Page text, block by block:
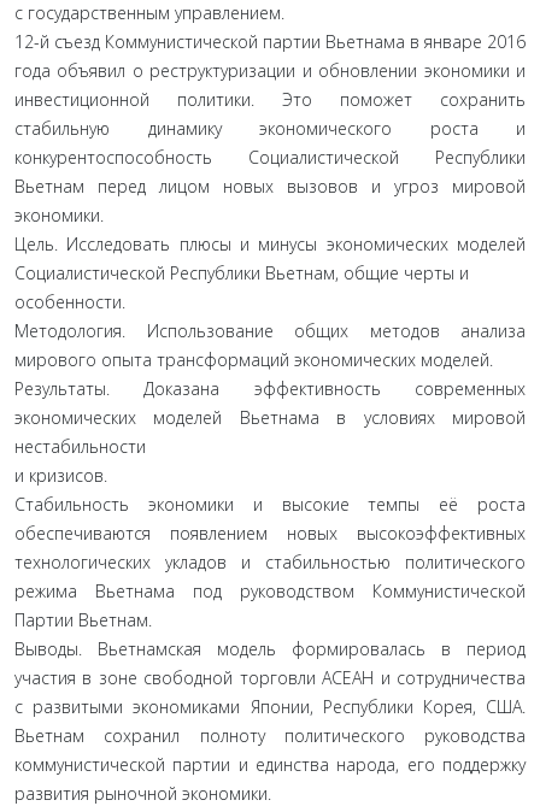
с государственным управлением.
12-й съезд Коммунистической партии Вьетнама в январе 2016
года объявил о реструктуризации и обновлении экономики и
инвестиционной политики. Это поможет сохранить
стабильную динамику экономического роста и
конкурентоспособность Социалистической Республики
Вьетнам перед лицом новых вызовов и угроз мировой
экономики.
Цель. Исследовать плюсы и минусы экономических моделей
Социалистической Республики Вьетнам, общие черты и
особенности.
Методология. Использование общих методов анализа
мирового опыта трансформаций экономических моделей.
Результаты. Доказана эффективность современных
экономических моделей Вьетнама в условиях мировой
нестабильности
и кризисов.
Стабильность экономики и высокие темпы её роста
обеспечиваются появлением новых высокоэффективных
технологических укладов и стабильностью политического
режима Вьетнама под руководством Коммунистической
Партии Вьетнам.
Выводы. Вьетнамская модель формировалась в период
участия в зоне свободной торговли АСЕАН и сотрудничества
с развитыми экономиками Японии, Республики Корея, США.
Вьетнам сохранил полноту политического руководства
коммунистической партии и единства народа, его поддержку
развития рыночной экономики.